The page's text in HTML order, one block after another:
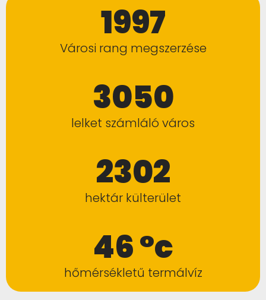
1997
Városi rang megszerzése
3050
lelket számláló város
2302
hektár külterület
46 °c
hőmérsékletű termálvíz